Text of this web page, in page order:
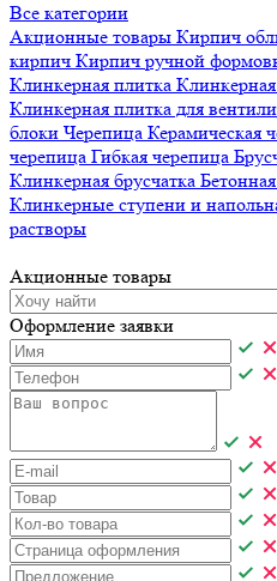
Все категории
Акционные товары Кирпич
кирпич Кирпич ручной
Клинкерная плитка
Клинкерная плитка для
блоки Черепица Керамическая
черепица Гибкая черепица
Клинкерная брусчатка
Клинкерные ступени и
растворы
Акционные товары
Оформление заявки